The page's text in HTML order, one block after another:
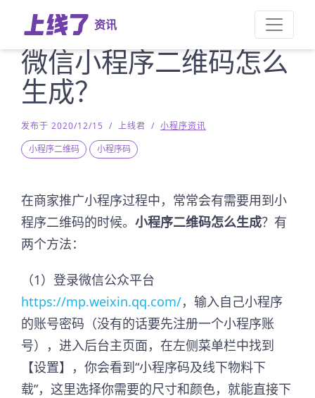
资讯
微信小程序二维码怎么
生成？
发布于 2020/12/15 / 上线君 / 小程序资讯
小程序二维码
小程序码
在商家推广小程序过程中，常常会有需要用到小
程序二维码的时候。 小程序二维码怎么生成？有
两个方法：
（1）登录微信公众平台
https://mp.weixin.qq.com/，输入自己小程序
的账号密码（没有的话要先注册一个小程序账
号），进入后台主页面，在左侧菜单栏中找到
【设置】，你会看到“小程序码及线下物料下
载”，这里选择你需要的尺寸和颜色，就能直接下